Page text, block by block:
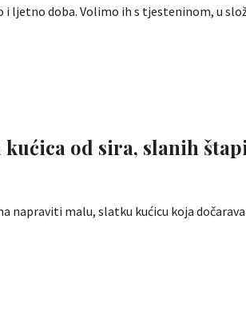
ljetno doba. Volimo ih s tjesteninom, u
kućica od sira, slanih
napraviti malu, slatku kućicu koja